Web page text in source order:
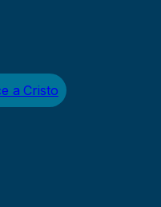
a Cristo